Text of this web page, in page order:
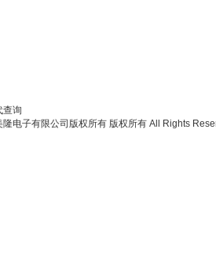
查询
电子有限公司版权所有 版权所有 All Rights